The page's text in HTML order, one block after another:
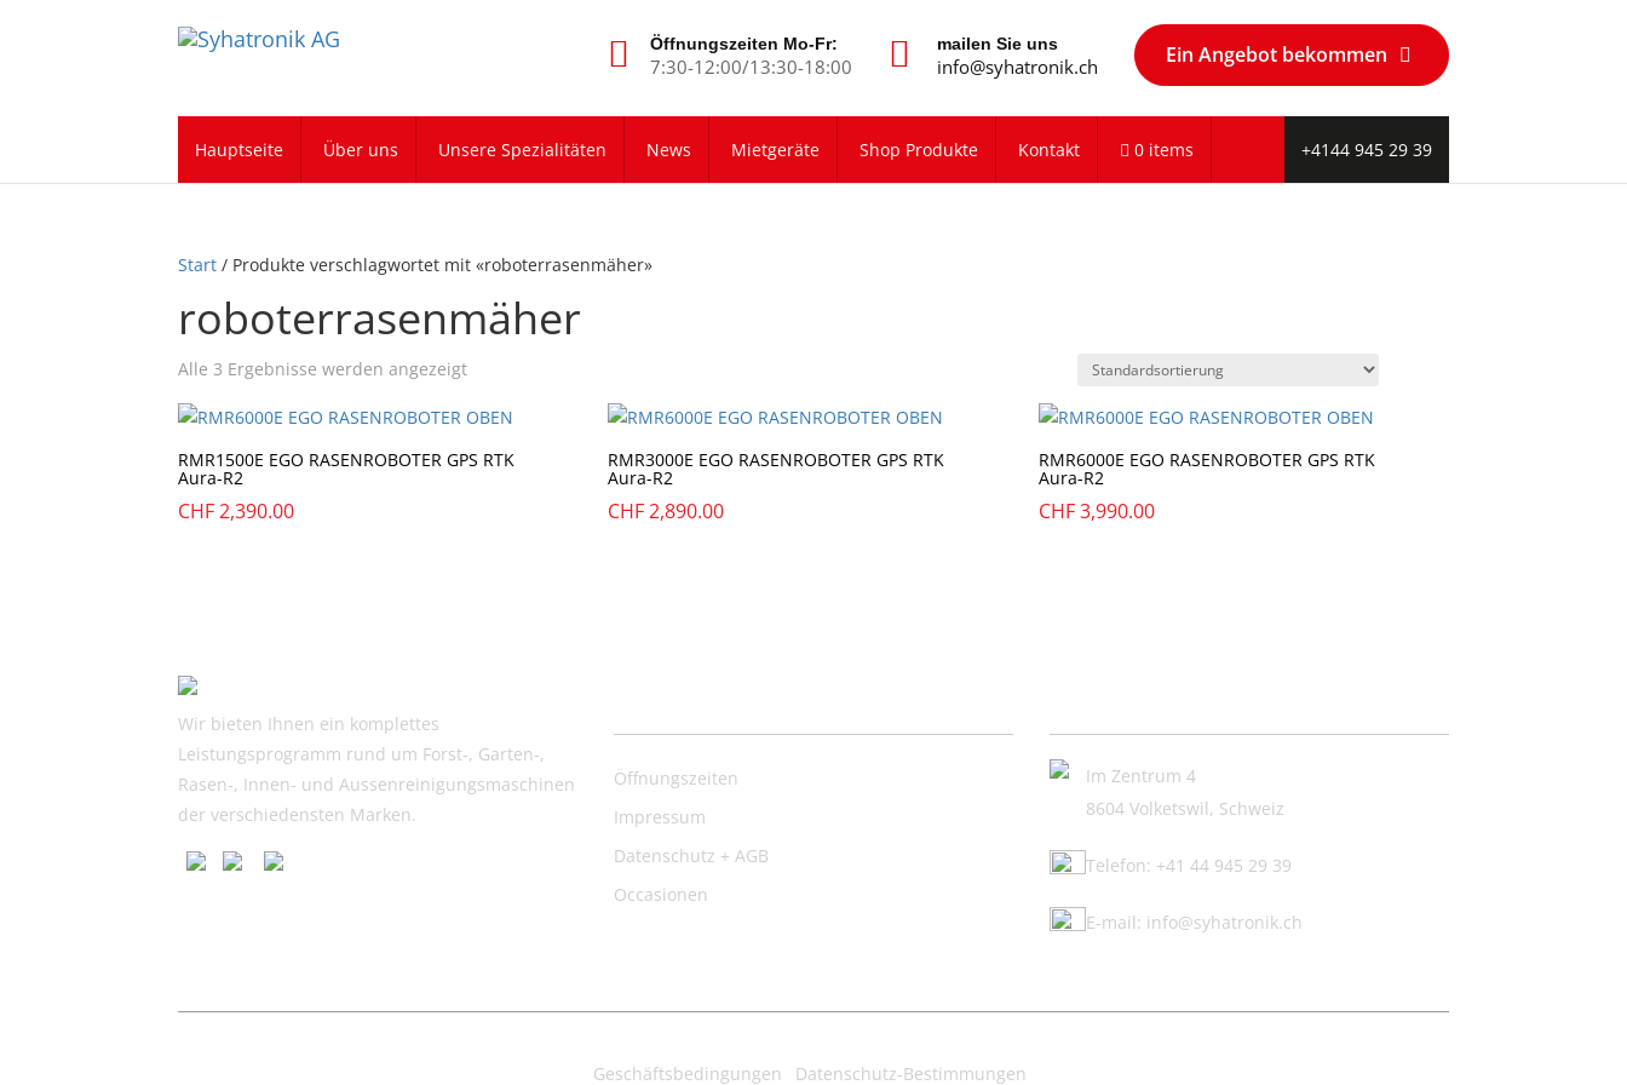
Öffnungszeiten Mo-Fr:
7:30-12:00/13:30-18:00
mailen Sie uns
info@syhatronik.ch Ein Angebot bekommen
Hauptseite Über uns Unsere Spezialitäten News Mietgeräte Shop Produkte Kontakt +4144 945 29 39
0 items
Start / Produkte verschlagwortet mit «roboterrasenmäher»
roboterrasenmäher
Alle 3 Ergebnisse werden angezeigt
RMR1500E EGO RASENROBOTER GPS RTK
Aura-R2
CHF2,390.00
RMR3000E EGO RASENROBOTER GPS RTK
Aura-R2
CHF2,890.00
RMR6000E EGO RASENROBOTER GPS RTK
Aura-R2
CHF3,990.00
Wir bieten Ihnen ein komplettes
Leistungsprogramm rund um Forst-, Garten-,
Rasen-, Innen- und Aussenreinigungsmaschinen
der verschiedensten Marken.
Öffnungszeiten
Impressum
Datenschutz + AGB
Occasionen
Im Zentrum 4
8604 Volketswil, Schweiz
Telefon: +41 44 945 29 39
E-mail: info@syhatronik.ch
Geschäftsbedingungen Datenschutz-Bestimmungen